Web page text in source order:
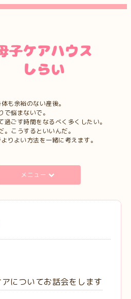
も余裕のない産後。
で悩まないで。
過ごす時間をなるべく多くしたい。
。こうするといいんだ。
りよい方法を一緒に考えます。
メニュー
についてお話会をします